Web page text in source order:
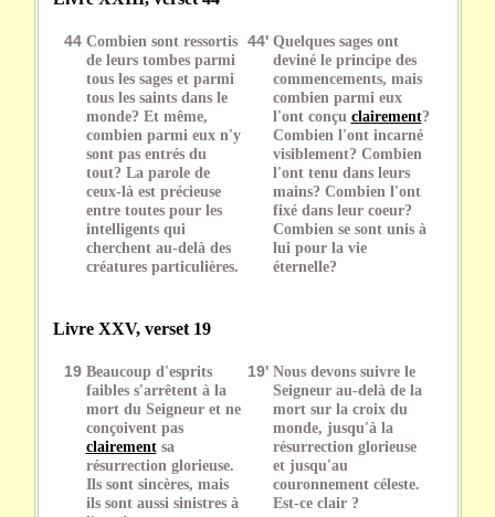
44 Combien sont ressortis
de leurs tombes parmi
tous les sages et parmi
tous les saints dans le
monde? Et même,
combien parmi eux n'y
sont pas entrés du
tout? La parole de
ceux-là est précieuse
entre toutes pour les
intelligents qui
cherchent au-delà des
créatures particulières.
44' Quelques sages ont
deviné le principe des
commencements, mais
combien parmi eux
l'ont conçu clairement?
Combien l'ont incarné
visiblement? Combien
l'ont tenu dans leurs
mains? Combien l'ont
fixé dans leur coeur?
Combien se sont unis à
lui pour la vie
éternelle?
Livre XXV, verset 19
19 Beaucoup d'esprits
faibles s'arrêtent à la
mort du Seigneur et ne
conçoivent pas
clairementsa
résurrection glorieuse.
Ils sont sincères, mais
ils sont aussi sinistres à
19' Nous devons suivre le
Seigneur au-delà de la
mort sur la croix du
monde, jusqu'à la
résurrection glorieuse
et jusqu'au
couronnement céleste.
Est-ce clair ?